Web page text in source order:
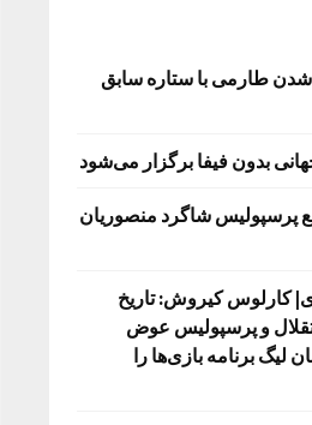
طارمی با ستاره سابق
بدون فیفا برگزار می‌شود
پرسپولیس شاگرد منصوریان
کارلوس کیروش: تاریخ
و پرسپولیس عوض
لیگ برنامه بازی‌ها را